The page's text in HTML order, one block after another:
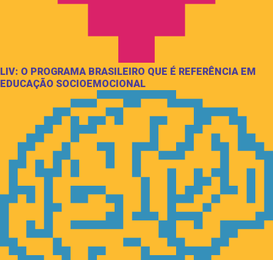
LIV: O PROGRAMA BRASILEIRO QUE É REFERÊNCIA EM
EDUCAÇÃO SOCIOEMOCIONAL